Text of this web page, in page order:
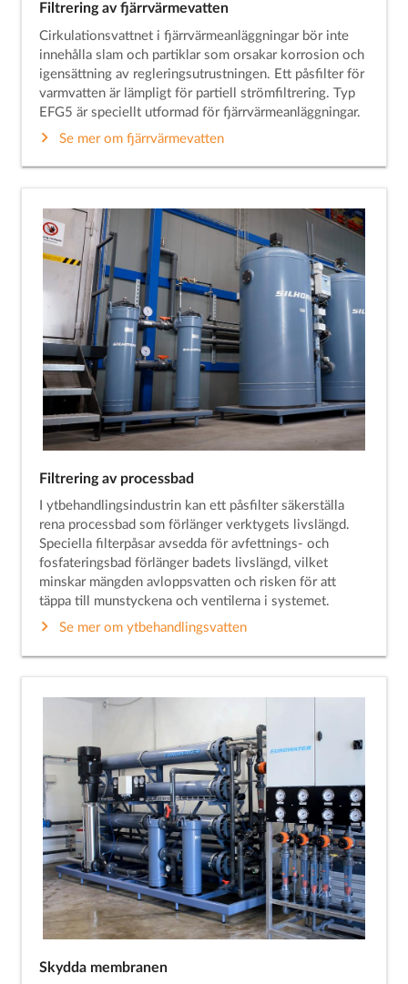
Filtrering av fjärrvärmevatten
Cirkulationsvattnet i fjärrvärmeanläggningar bör inte
innehålla slam och partiklar som orsakar korrosion och
igensättning av regleringsutrustningen. Ett påsfilter för
varmvatten är lämpligt för partiell strömfiltrering. Typ
EFG5 är speciellt utformad för fjärrvärmeanläggningar.
Se mer om fjärrvärmevatten
Filtrering av processbad
I ytbehandlingsindustrin kan ett påsfilter säkerställa
rena processbad som förlänger verktygets livslängd.
Speciella filterpåsar avsedda för avfettnings- och
fosfateringsbad förlänger badets livslängd, vilket
minskar mängden avloppsvatten och risken för att
täppa till munstyckena och ventilerna i systemet.
Se mer om ytbehandlingsvatten
Skydda membranen